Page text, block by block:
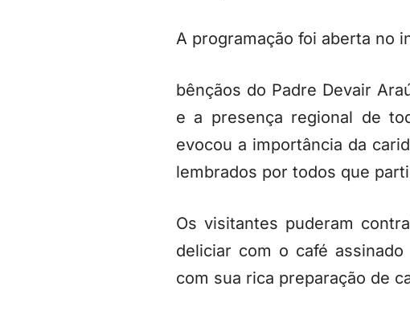
A programação foi aberta no
bênçãos do Padre Devair
e a presença regional de
evocou a importância da
lembrados por todos que
Os visitantes puderam
deliciar com o café
com sua rica preparação de